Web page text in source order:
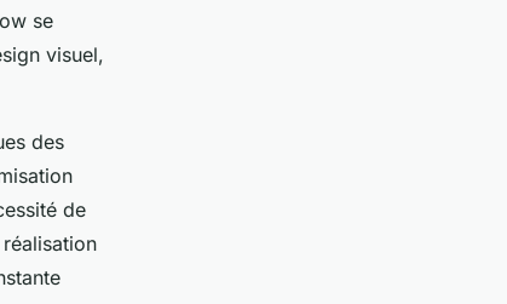
se
visuel,
des
de